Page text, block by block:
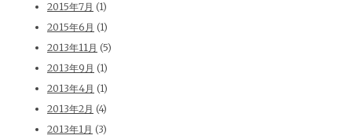
2015年7月 (1)
2015年6月 (1)
2013年11月 (5)
2013年9月 (1)
2013年4月 (1)
2013年2月 (4)
2013年1月 (3)